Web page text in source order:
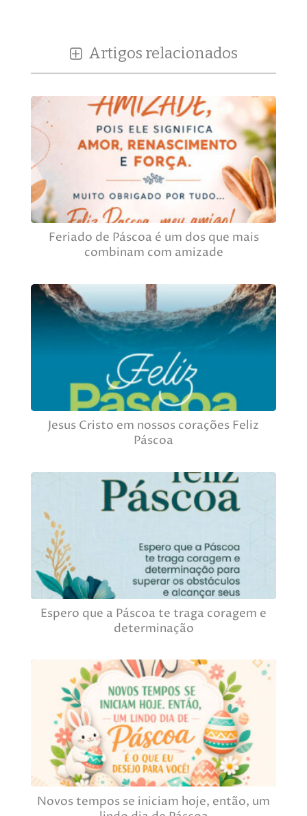
Artigos relacionados
Feriado de Páscoa é um dos que mais
combinam com amizade
Jesus Cristo em nossos corações Feliz
Páscoa
Espero que a Páscoa te traga coragem e
determinação
Novos tempos se iniciam hoje, então, um